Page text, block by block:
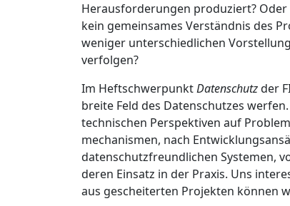
Herausforderungen produziert?
kein gemeinsames Verständnis des
weniger unterschiedlichen
verfolgen?
Im HeftschwerpunktDatenschutzder
breite Feld des Datenschutzes
technischen Perspektiven auf
mechanismen, nach
datenschutzfreundlichen Systemen,
deren Einsatz in der Praxis. Uns
aus gescheiterten Projekten können